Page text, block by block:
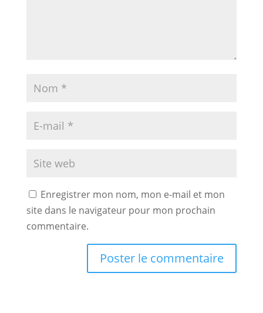
Enregistrer mon nom, mon e-mail et mon
site dans le navigateur pour mon prochain
commentaire.